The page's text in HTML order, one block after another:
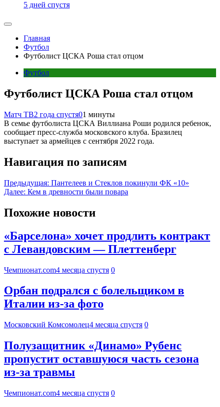
5 дней спустя
Главная
Футбол
Футболист ЦСКА Роша стал отцом
Футбол
Футболист ЦСКА Роша стал отцом
Матч ТВ2 года спустя01 минуты
В семье футболиста ЦСКА Виллиана Роши родился ребенок,
сообщает пресс‑служба московского клуба. Бразилец
выступает за армейцев с сентября 2022 года.
Навигация по записям
Предыдущая: Пантелеев и Стеклов покинули ФК «10»
Далее: Кем в древности были повара
Похожие новости
«Барселона» хочет продлить контракт
с Левандовским — Плеттенберг
Чемпионат.com4 месяца спустя 0
Орбан подрался с болельщиком в
Италии из-за фото
Московский Комсомолец4 месяца спустя 0
Полузащитник «Динамо» Рубенс
пропустит оставшуюся часть сезона
из-за травмы
Чемпионат.com4 месяца спустя 0